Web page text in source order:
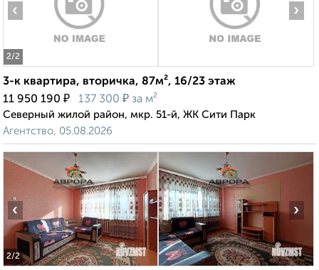
2/2
‹ ›
3-к квартира, вторичка, 87м², 16/23 этаж
11 950 190 ₽ 137 300 ₽ за м²
Северный жилой район, мкр. 51-й, ЖК Сити Парк
Агентство, 05.08.2026
2/2
‹ ›